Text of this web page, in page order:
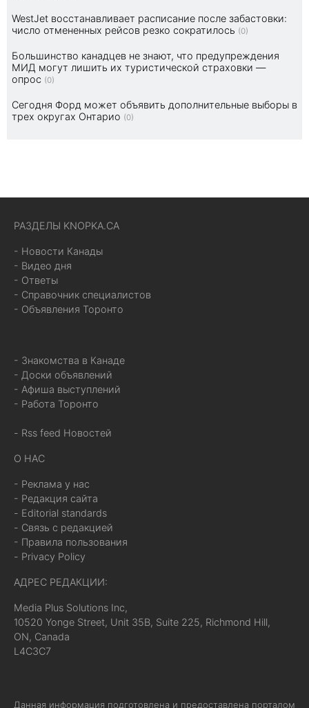
WestJet восстанавливает расписание после забастовки:
число отмененных рейсов резко сократилось (0)
Большинство канадцев не знают, что предупреждения
МИД могут лишить их туристической страховки —
опрос (0)
Сегодня Форд может объявить дополнительные выборы в
трех округах Онтарио (0)
РАЗДЕЛЫ KNOPKA.CA
- Новости Канады
- Видео дня
- Ответы
- Справочник специалистов
- Объявления Торонто
- Знакомства в Канаде
- Доски объявлений
- Афиша выступлений
- Работа Торонто
- Rss feed Новостей
О НАС
- Реклама у нас
- Редакция сайта
- Editorial standards
- Связь с редакцией
- Правила пользования
- Privacy Policy
АДРЕС РЕДАКЦИИ:
Media Plus Solutions Inc,
10520 Yonge Street, Unit 35B, Suite 225, Richmond Hill,
ON, Canada
L4C3C7
Данная информация подготовлена и предоставлена порталом